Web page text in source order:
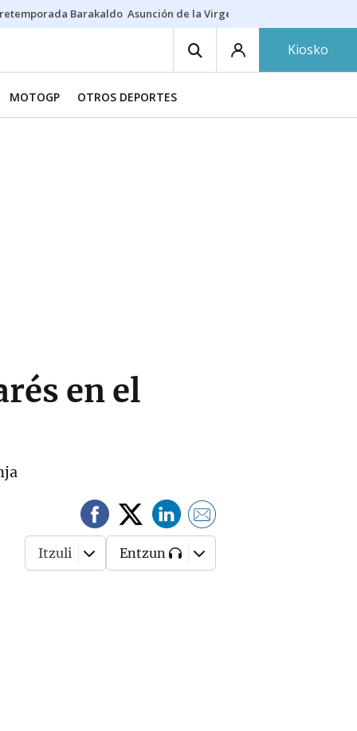
Barakaldo Asunción de la Virgen
Kiosko
MOTOGP OTROS DEPORTES
en el
Itzuli Entzun